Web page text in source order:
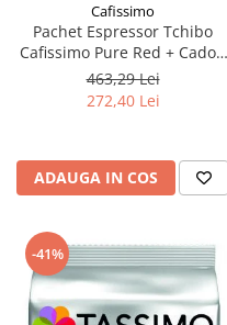
Cafissimo
Pachet Espressor Tchibo
Cafissimo Pure Red + Cadou
60 de Capsule Cafissimo
Classic Collection
463,29 Lei
272,40 Lei
ADAUGA IN COS
-41%